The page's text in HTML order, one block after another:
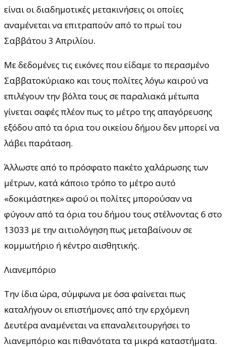
είναι οι διαδημοτικές μετακινήσεις οι οποίες
αναμένεται να επιτραπούν από το πρωί του
Σαββάτου 3 Απριλίου.
Με δεδομένες τις εικόνες που είδαμε το περασμένο
Σαββατοκύριακο και τους πολίτες λόγω καιρού να
επιλέγουν την βόλτα τους σε παραλιακά μέτωπα
γίνεται σαφές πλέον πως το μέτρο της απαγόρευσης
εξόδου από τα όρια του οικείου δήμου δεν μπορεί να
λάβει παράταση.
Άλλωστε από το πρόσφατο πακέτο χαλάρωσης των
μέτρων, κατά κάποιο τρόπο το μέτρο αυτό
«δοκιμάστηκε» αφού οι πολίτες μπορούσαν να
φύγουν από τα όρια του δήμου τους στέλνοντας 6 στο
13033 με την αιτιολόγηση πως μεταβαίνουν σε
κομμωτήριο ή κέντρο αισθητικής.
Λιανεμπόριο
Την ίδια ώρα, σύμφωνα με όσα φαίνεται πως
καταλήγουν οι επιστήμονες από την ερχόμενη
Δευτέρα αναμένεται να επαναλειτουργήσει το
λιανεμπόριο και πιθανότατα τα μικρά καταστήματα.